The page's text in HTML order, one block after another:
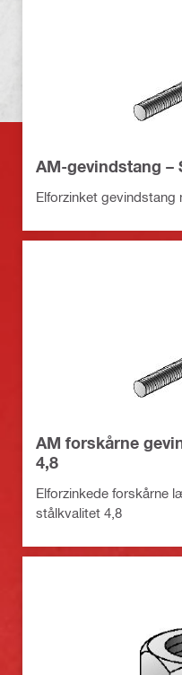
AM-gevindstang –
Elforzinket gevindstang
AM forskårne
4,8
Elforzinkede forskårne
stålkvalitet 4,8